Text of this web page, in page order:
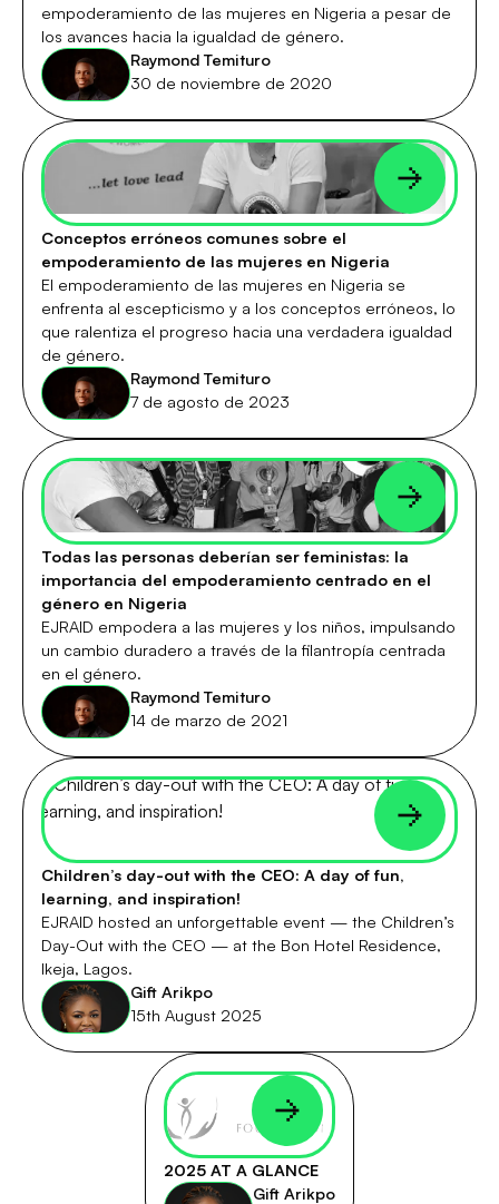
empoderamiento de las mujeres en Nigeria a pesar de
los avances hacia la igualdad de género.
Raymond Temituro
30 de noviembre de 2020
Conceptos erróneos comunes sobre el
empoderamiento de las mujeres en Nigeria
El empoderamiento de las mujeres en Nigeria se
enfrenta al escepticismo y a los conceptos erróneos, lo
que ralentiza el progreso hacia una verdadera igualdad
de género.
Raymond Temituro
7 de agosto de 2023
Todas las personas deberían ser feministas: la
importancia del empoderamiento centrado en el
género en Nigeria
EJRAID empodera a las mujeres y los niños, impulsando
un cambio duradero a través de la filantropía centrada
en el género.
Raymond Temituro
14 de marzo de 2021
Children’s day-out with the CEO: A day of fun,
learning, and inspiration!
EJRAID hosted an unforgettable event — the Children’s
Day-Out with the CEO — at the Bon Hotel Residence,
Ikeja, Lagos.
Gift Arikpo
15th August 2025
2025 AT A GLANCE
Gift Arikpo